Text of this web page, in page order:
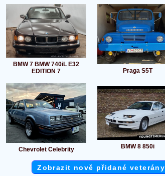
BMW 7 BMW 740iL E32
EDITION 7
Praga S5T
Chevrolet Celebrity BMW 8 850i
Zobrazit nově přidané veterány